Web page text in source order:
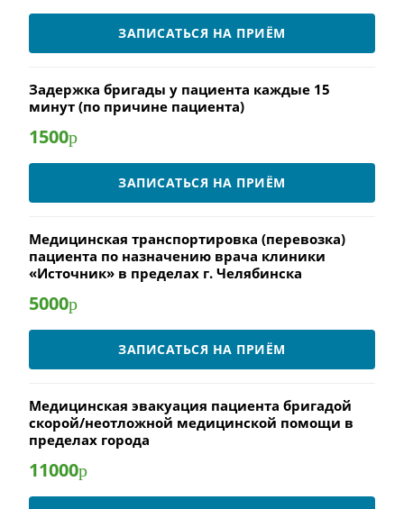
ЗАПИСАТЬСЯ НА ПРИЁМ
Задержка бригады у пациента каждые 15
минут (по причине пациента)
1500р
ЗАПИСАТЬСЯ НА ПРИЁМ
Медицинская транспортировка (перевозка)
пациента по назначению врача клиники
«Источник» в пределах г. Челябинска
5000р
ЗАПИСАТЬСЯ НА ПРИЁМ
Медицинская эвакуация пациента бригадой
скорой/неотложной медицинской помощи в
пределах города
11000р